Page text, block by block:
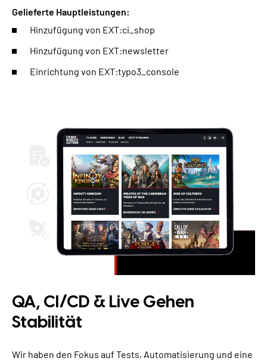
Gelieferte Hauptleistungen:
Hinzufügung von EXT:ci_shop
Hinzufügung von EXT:newsletter
Einrichtung von EXT:typo3_console
QA, CI/CD & Live Gehen
Stabilität
Wir haben den Fokus auf Tests, Automatisierung und eine